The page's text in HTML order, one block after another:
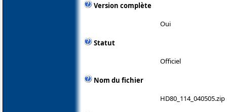
Version complète
Oui
Statut
Officiel
Nom du fichier
HD80_114_040505.zip